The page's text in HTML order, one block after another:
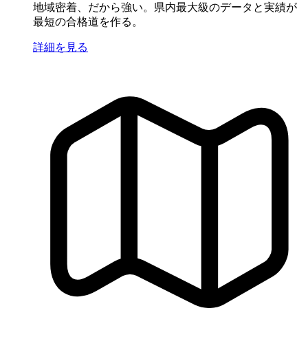
地域密着、だから強い。県内最大級のデータと実績が
最短の合格道を作る。
詳細を見る